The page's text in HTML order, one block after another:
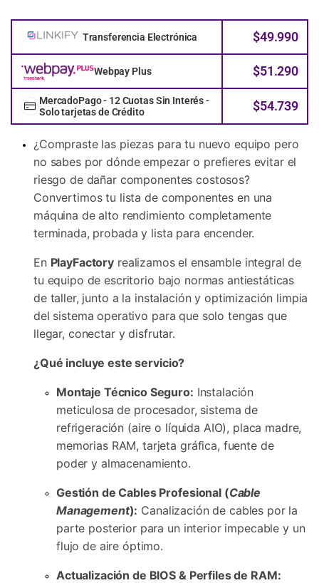
Transferencia Electrónica $49.990
Webpay Plus $51.290
MercadoPago - 12 Cuotas Sin Interés -
Solo tarjetas de Crédito
$54.739
¿Compraste las piezas para tu nuevo equipo pero
no sabes por dónde empezar o prefieres evitar el
riesgo de dañar componentes costosos?
Convertimos tu lista de componentes en una
máquina de alto rendimiento completamente
terminada, probada y lista para encender.
En PlayFactory realizamos el ensamble integral de
tu equipo de escritorio bajo normas antiestáticas
de taller, junto a la instalación y optimización limpia
del sistema operativo para que solo tengas que
llegar, conectar y disfrutar.
¿Qué incluye este servicio?
Montaje Técnico Seguro: Instalación
meticulosa de procesador, sistema de
refrigeración (aire o líquida AIO), placa madre,
memorias RAM, tarjeta gráfica, fuente de
poder y almacenamiento.
Gestión de Cables Profesional (Cable
Management): Canalización de cables por la
parte posterior para un interior impecable y un
flujo de aire óptimo.
Actualización de BIOS & Perfiles de RAM: